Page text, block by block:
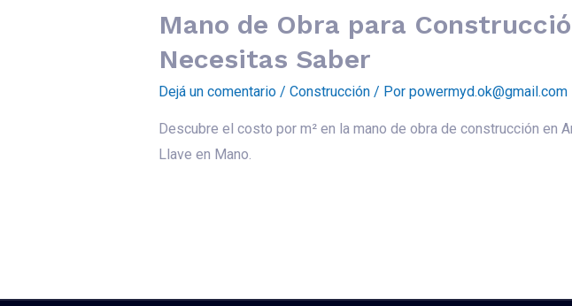
Mano de Obra para
Necesitas Saber
Dejá un comentario / Construcción/ Por powermyd.ok@gmail.com
Descubre el costo por m² en la mano de obra de construcción en
Llave en Mano.